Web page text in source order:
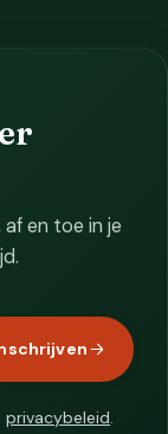
en toe in je
privacybeleid.